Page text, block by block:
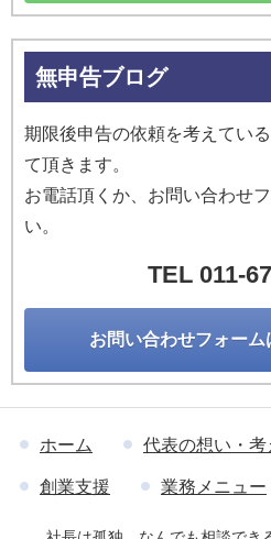
無申告ブログ
期限後申告の依頼を考えてい
て頂きます。
お電話頂くか、お問い合わせ
い。
TEL 011-
お問い合わせフォーム
ホーム 代表の想い・考
創業支援 業務メニュー